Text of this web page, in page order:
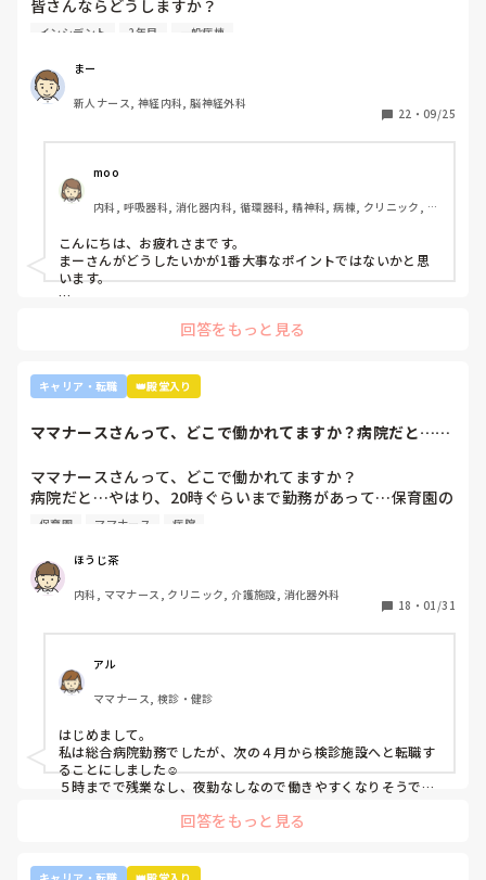
皆さんならどうしますか？
2年目です。1年目はゆるい部署にいましたが、人間関係が原
からの人間関係は良好です。
ですが、異動してから薬剤に関するインシデントを4件ほど
起こし、優先順位や多重課題ができていないのでは？という
い』『一人を持って看護のつながりを持って』ということで
受け持ち1人になりました。
複数受け持ちに戻るよう、1ヶ月間1年目のように勉強したり
と業務に臨んできました。
そして最近師長さんに『君は病棟勤務よりも外来とか健診セ
ンターとかのほうがいいのでは？ウチの部署もスタッフが足
りないから育てる余裕が足りない。前向きに捉えて看護師は
いろんな働き方あるよ』と部署は決まってませんが、異動確
り、看護のつながりが無かったことは自分でも反省していま
すし、今後成長させていきたいなと思っています。
いないです。
るかな？』『自分ならそこまでされたら辞めるよ』とのこ
と。
師長さんの言ってることも確かに理解できますが
てないですし、病棟での臨床経験を積んで学んでいきたいと
気持ちがあります。
・転職する
インシデント 2年目 一般病棟
まー
新人ナース, 神経内科, 脳神経外科
22 ・ 09/25
moo
内科, 呼吸器科, 消化器内科, 循環器科, 精神科, 病棟, クリニック, リ
こんにちは、お疲れさまです。
まーさんがどうしたいかが1番大事なポイントではないかと思
います。
アややることが多くて忙しくても、人間関係は良好でも、どう
外来や検診センターは、また病棟とは全然違う業務になるの
で、病棟での臨床経験を積みたい気持ちがあるのであれば、ご
きな病院だとどうしても異動で行きたくない場所に行かされて
病院も規模やいろいろ取り組んでいることが違うので、探して
みるとおもしろいですよ。ただ、転職するなら3年は基礎をつ
けてもいいのかなと思います。中途採用は即戦力を期待されま
回答をもっと見る
キャリア・転職 👑殿堂入り
ママナースさんって、どこで働かれてますか？病院だと…や
ママナースさんって、どこで働かれてますか？
病院だと…やはり、20時ぐらいまで勤務があって…保育園の
お迎えが間に合わないことが多くて…
保育園 ママナース 病院
ほうじ茶
内科, ママナース, クリニック, 介護施設, 消化器外科
18 ・ 01/31
アル
ママナース, 検診・健診
はじめまして。
私は総合病院勤務でしたが、次の４月から検診施設へと転職す
ることにしました☺️
５時までで残業なし、夜勤なしなので働きやすくなりそうです
回答をもっと見る